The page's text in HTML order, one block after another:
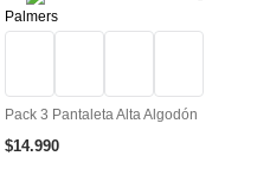
Palmers
Pack 3 Pantaleta Alta Algodón
$14.990